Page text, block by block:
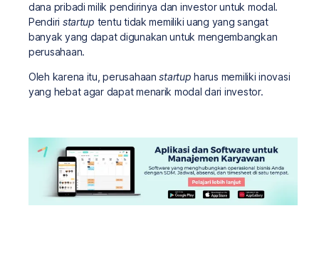
dana pribadi milik pendirinya dan investor untuk modal.
Pendiri startup tentu tidak memiliki uang yang sangat
banyak yang dapat digunakan untuk mengembangkan
perusahaan.
Oleh karena itu, perusahaanstartup harus memiliki inovasi
yang hebat agar dapat menarik modal dari investor.